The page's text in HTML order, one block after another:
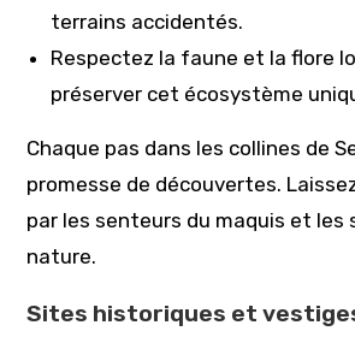
terrains accidentés.
Respectez la faune et la flore
préserver cet écosystème
Chaque pas dans les collines de
promesse de découvertes.
par les senteurs du maquis et les
nature.
Sites historiques et